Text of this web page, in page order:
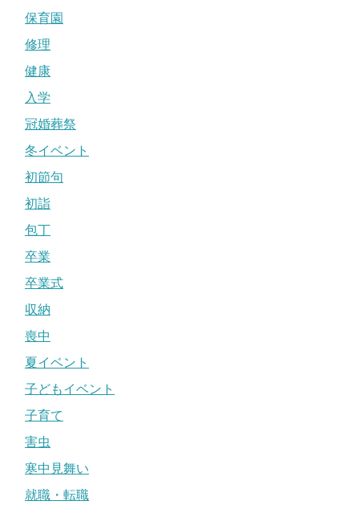
保育園
修理
健康
入学
冠婚葬祭
冬イベント
初節句
初詣
包丁
卒業
卒業式
収納
喪中
夏イベント
子どもイベント
子育て
害虫
寒中見舞い
就職・転職